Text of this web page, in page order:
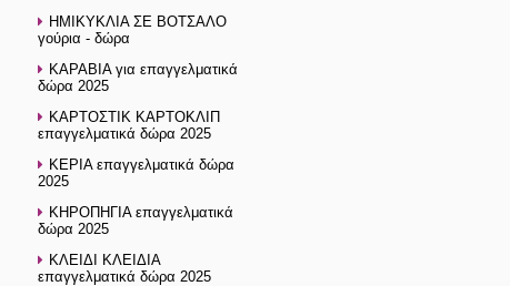
ΗΜΙΚΥΚΛΙΑ ΣΕ ΒΟΤΣΑΛΟ
γούρια - δώρα
ΚΑΡΑΒΙΑ για επαγγελματικά
δώρα 2025
ΚΑΡΤΟΣΤΙΚ ΚΑΡΤΟΚΛΙΠ
επαγγελματικά δώρα 2025
ΚΕΡΙΑ επαγγελματικά δώρα
2025
ΚΗΡΟΠΗΓΙΑ επαγγελματικά
δώρα 2025
ΚΛΕΙΔΙ ΚΛΕΙΔΙΑ
επαγγελματικά δώρα 2025